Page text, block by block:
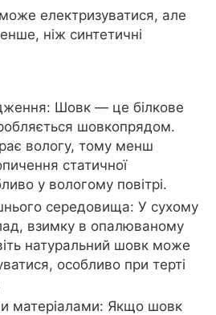
електризуватися, але
ніж синтетичні
Шовк — це білкове
шовкопрядом.
вологу, тому менш
статичної
у вологому повітрі.
середовища: У сухому
взимку в опалюваному
натуральний шовк може
особливо при терті
матеріалами: Якщо шовк